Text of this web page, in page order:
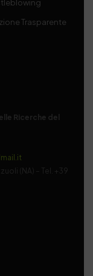
Trasparente
Ricerche del
(NA) – Tel. +39